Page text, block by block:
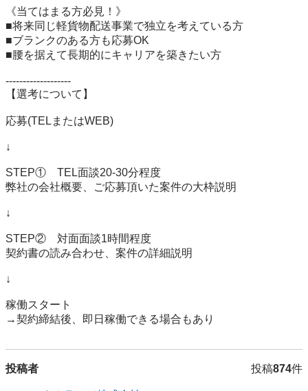
《当てはまる方必見！》
■将来同じ軽貨物配送事業で独立を考えている方
■ブランクのある方も応募OK
■腰を据えて長期的にキャリアを築きたい方
-------------------
【選考について】
応募(TELまたはWEB)
↓
STEP①　TEL面談20-30分程度
弊社の会社概要、ご応募頂いた案件の大枠説明
↓
STEP②　対面面談1時間程度
契約書の読み合わせ、案件の詳細説明
↓
稼働スタート
→契約締結後、即日稼働できる場合もあり
投稿者 投稿874件